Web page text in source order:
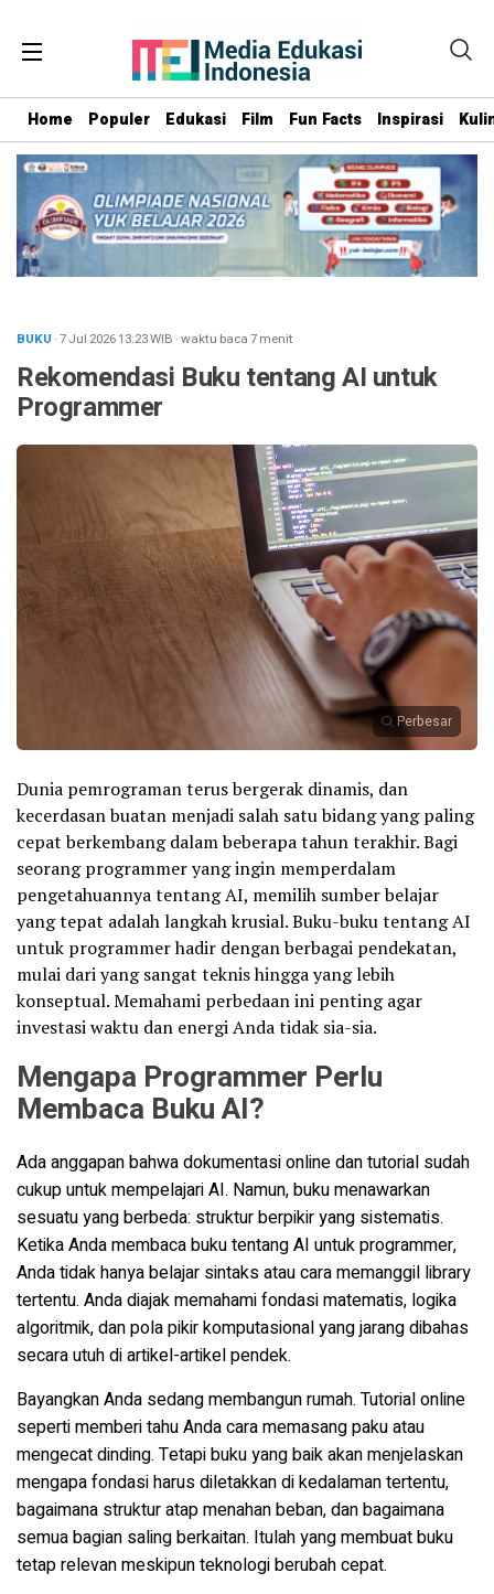
Home Populer Edukasi Film Fun Facts Inspirasi
BUKU · 7 Jul 202613:23WIB ·waktu baca 7 menit
Rekomendasi Buku tentang AI untuk
Programmer
Perbesar
Dunia pemrograman terus bergerak dinamis, dan
kecerdasan buatan menjadi salah satu bidang yang paling
cepat berkembang dalam beberapa tahun terakhir. Bagi
seorang programmer yang ingin memperdalam
pengetahuannya tentang AI, memilih sumber belajar
yang tepat adalah langkah krusial. Buku-buku tentang AI
untuk programmer hadir dengan berbagai pendekatan,
mulai dari yang sangat teknis hingga yang lebih
konseptual. Memahami perbedaan ini penting agar
investasi waktu dan energi Anda tidak sia-sia.
Mengapa Programmer Perlu
Membaca Buku AI?
Ada anggapan bahwa dokumentasi online dan tutorial sudah
cukup untuk mempelajari AI. Namun, buku menawarkan
sesuatu yang berbeda: struktur berpikir yang sistematis.
Ketika Anda membaca buku tentang AI untuk programmer,
Anda tidak hanya belajar sintaks atau cara memanggil library
tertentu. Anda diajak memahami fondasi matematis, logika
algoritmik, dan pola pikir komputasional yang jarang dibahas
secara utuh di artikel-artikel pendek.
Bayangkan Anda sedang membangun rumah. Tutorial online
seperti memberi tahu Anda cara memasang paku atau
mengecat dinding. Tetapi buku yang baik akan menjelaskan
mengapa fondasi harus diletakkan di kedalaman tertentu,
bagaimana struktur atap menahan beban, dan bagaimana
semua bagian saling berkaitan. Itulah yang membuat buku
tetap relevan meskipun teknologi berubah cepat.